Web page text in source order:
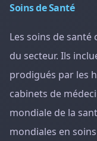
Soins de Santé
Les soins de
du secteur. Ils
prodigués par les
cabinets de
mondiale de la
mondiales en